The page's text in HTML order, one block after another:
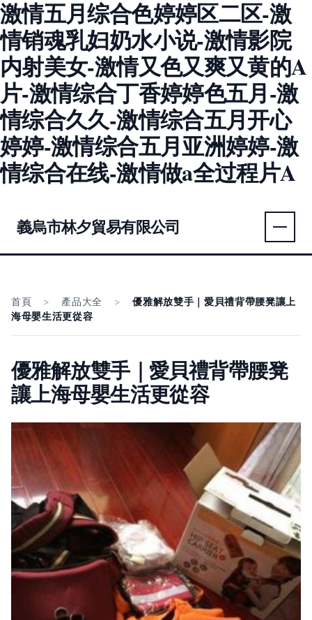
激情五月综合色婷婷区二区-激
情销魂乳妇奶水小说-激情影院
内射美女-激情又色又爽又黄的A
片-激情综合丁香婷婷色五月-激
情综合久久-激情综合五月开心
婷婷-激情综合五月亚洲婷婷-激
情综合在线-激情做a全过程片A
義烏市林夕貿易有限公司
首頁 > 產品大全 >
優雅解放雙手｜愛貝禮背帶腰凳讓上
海母嬰生活更從容
優雅解放雙手｜愛貝禮背帶腰凳
讓上海母嬰生活更從容